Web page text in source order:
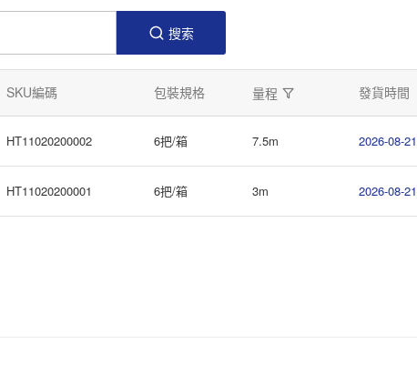
搜索
SKU編碼 包裝規格 量程 發貨時間
HT11020200002 6把/箱 7.5m 2026-08-21
HT11020200001 6把/箱 3m 2026-08-21